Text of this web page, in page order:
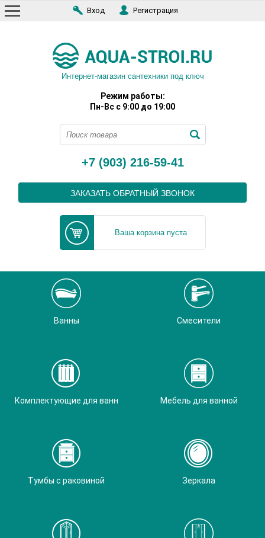
Вход Регистрация
Интернет-магазин сантехники под ключ
Режим работы:
Пн-Вс с 9:00 до 19:00
+7 (903) 216-59-41
ЗАКАЗАТЬ ОБРАТНЫЙ ЗВОНОК
Ваша корзина пуста
Ванны Смесители
Комплектующие для ванн Мебель для ванной
Тумбы с раковиной Зеркала